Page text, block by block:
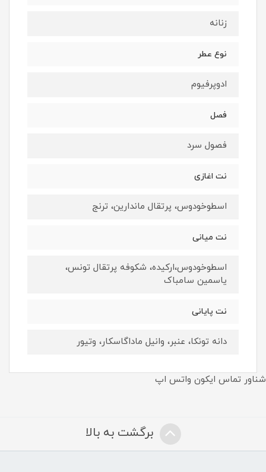
زنانه
نوع عطر
ادوپرفيوم
فصل
فصول سرد
نت اغازى
اسطوخودوس، پرتقال ماندارین، ترنج
نت ميانى
اسطوخودوس،ارکیده، شکوفه پرتقال تونس،
یاسمین سامباک
نت پايانى
دانه تونکا، عنبر، وانیل ماداگاسکار، وتیور
شناور تماس ایکون واتس اپ
برگشت به بالا